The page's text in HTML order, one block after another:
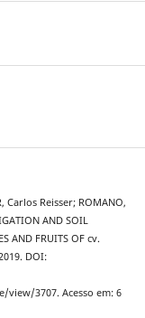
Carlos Reisser; ROMANO,
AND SOIL
AND FRUITS OF cv.
DOI:
3707. Acesso em: 6